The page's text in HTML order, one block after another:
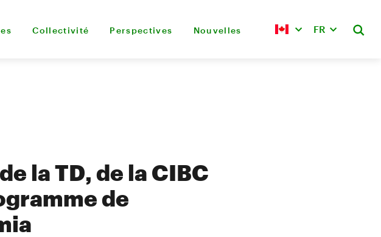
Collectivité Perspectives Nouvelles FR
la TD, de la CIBC
de